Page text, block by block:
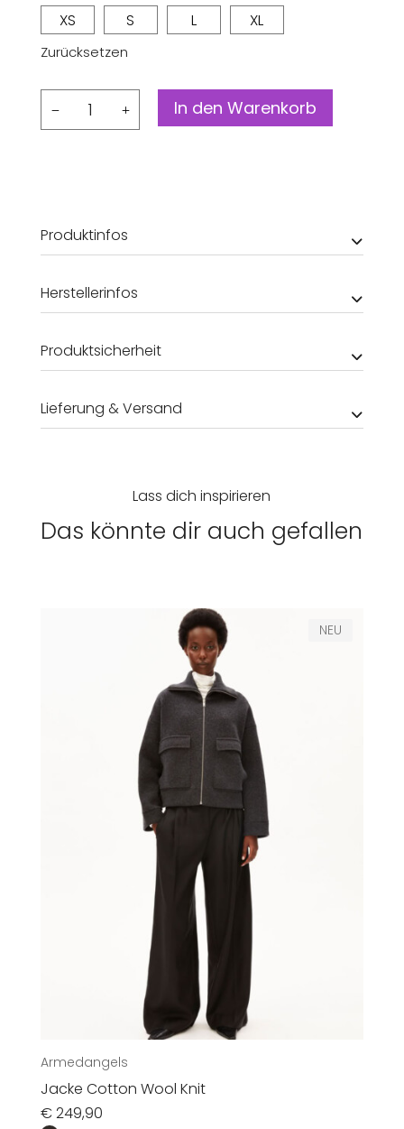
XS
S L XL
Zurücksetzen
Ileniaa
In den Warenkorb
Produktinfos
Herstellerinfos
Produktsicherheit
Lieferung & Versand
Lass dich inspirieren
Das könnte dir auch gefallen
NEU
Armedangels
Jacke Cotton Wool Knit
€249,90